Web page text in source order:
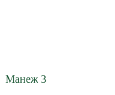
Манеж 3